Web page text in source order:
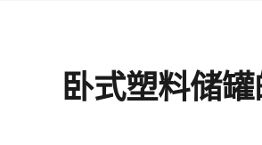
卧式塑料储